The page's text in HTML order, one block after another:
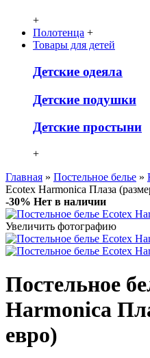
+
Полотенца +
Товары для детей
Детcкие одеяла
Детские подушки
Детские простыни
+
Главная » Постельное белье »
Ecotex Harmonica Плаза
-30% Нет в наличии
Увеличить фотографию
Постельное
Harmonica
евро)